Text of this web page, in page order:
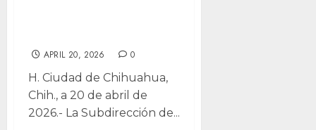
APRIL 20, 2026 0
H. Ciudad de Chihuahua,
Chih., a 20 de abril de
2026.- La Subdirección de...